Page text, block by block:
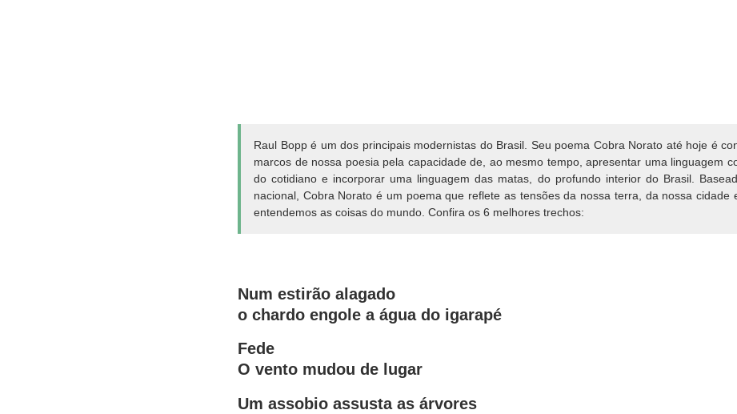
Raul Bopp é um dos principais modernistas do Brasil. Seu poema Cobra Norato até hoje é
marcos de nossa poesia pela capacidade de, ao mesmo tempo, apresentar uma linguagem
do cotidiano e incorporar uma linguagem das matas, do profundo interior do Brasil.
nacional, Cobra Norato é um poema que reflete as tensões da nossa terra, da nossa cidade
entendemos as coisas do mundo. Confira os 6 melhores trechos:
Num estirão alagado
o chardo engole a água do igarapé
Fede
O vento mudou de lugar
Um assobio assusta as árvores